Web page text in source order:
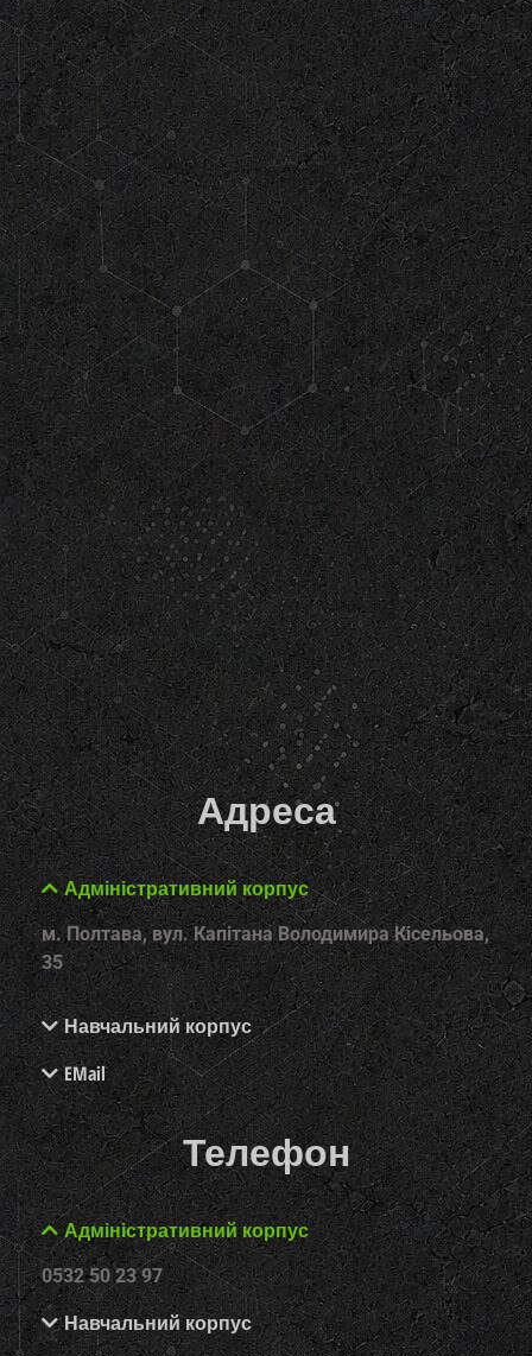
Адреса
Адміністративний корпус
м. Полтава, вул. Капітана Володимира Кісельова,
35
Навчальний корпус
EMail
Телефон
Адміністративний корпус
0532 50 23 97
Навчальний корпус